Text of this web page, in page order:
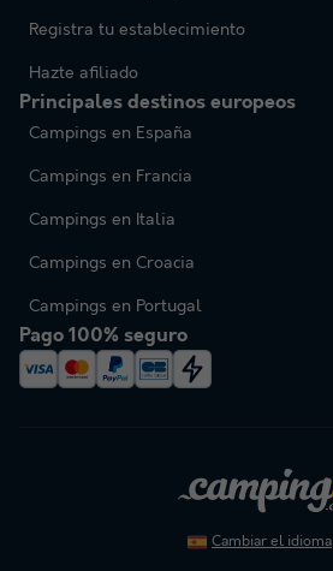
Registra tu establecimiento
Hazte afiliado
Principales destinos europeos
Campings en España
Campings en Francia
Campings en Italia
Campings en Croacia
Campings en Portugal
Pago 100% seguro
Cambiar el idioma